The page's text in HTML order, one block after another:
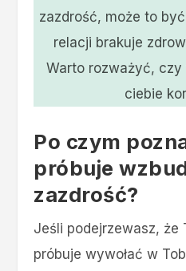
zazdrość, może to
relacji brakuje
Warto rozważyć,
ciebie
Po czym
próbuje
zazdrość?
Jeśli podejrzewasz, że
próbuje wywołać w